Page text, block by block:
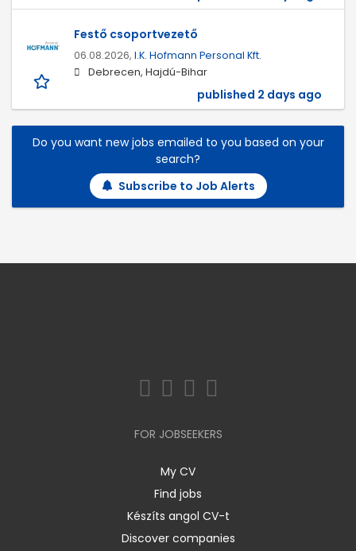
Festő csoportvezető
06.08.2026, I.K. Hofmann Personal Kft.
Debrecen, Hajdú-Bihar
published 2 days ago
Do you want new jobs emailed to you based on your
search?
Subscribe to Job Alerts
FOR JOBSEEKERS
My CV
Find jobs
Készíts angol CV-t
Discover companies